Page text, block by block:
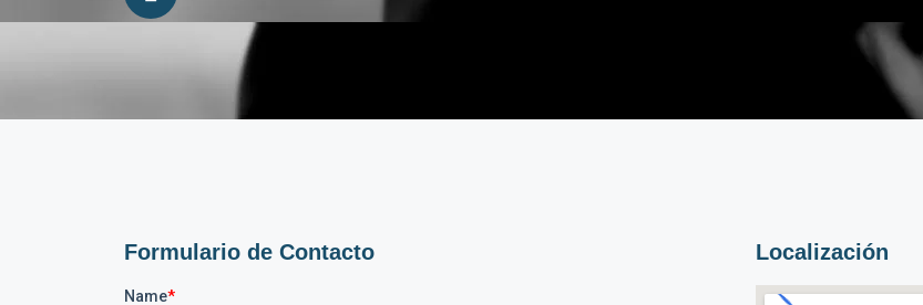
Formulario de Contacto Localización